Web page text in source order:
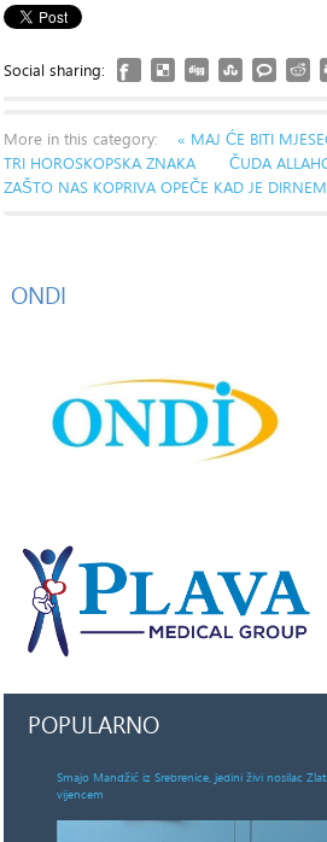
Social sharing:
More in this category:
« MAJ ĆE BITI
TRI HOROSKOPSKA ZNAKA
ČUDA
ZAŠTO NAS KOPRIVA OPEČE KAD JE
ONDI
POPULARNO
Smajo Mandžić iz Srebrenice, jedini živi nosilac
vijencem